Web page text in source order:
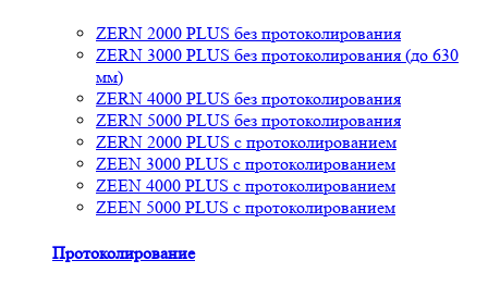
ZERN 2000 PLUS без протоколирования
ZERN 3000 PLUS без протоколирования (до 630
мм)
ZERN 4000 PLUS без протоколирования
ZERN 5000 PLUS без протоколирования
ZERN 2000 PLUS с протоколированием
ZEEN 3000 PLUS с протоколированием
ZEEN 4000 PLUS с протоколированием
ZEEN 5000 PLUS с протоколированием
Протоколирование